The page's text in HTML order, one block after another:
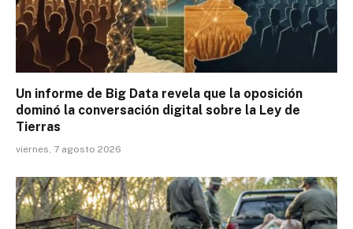
Un informe de Big Data revela que la oposición
dominó la conversación digital sobre la Ley de
Tierras
viernes, 7 agosto 2026